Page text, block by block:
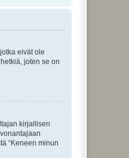
eivät ole
joten se on
kirjallisen
“Keneen minun